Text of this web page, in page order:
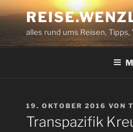
Zum
Inhalt
springenalles rund ums Reisen,
VERÖFFENTLICHT
AM
19. OKTOBER 2016 VON
Transpazifik